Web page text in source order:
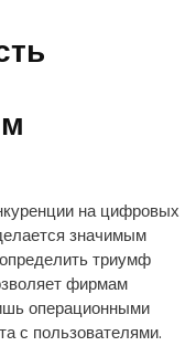
на цифровых
значимым
триумф
фирмам
операционными
с пользователями.